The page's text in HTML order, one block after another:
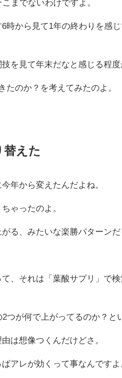
までないわけですよ。
時から見て1年の終わりを感
を見て年末だなと感じる程度
たのか？を考えてみたのよ。
替えた
年から変えたんだよね。
ゃったのよ。
る、みたいな楽勝パターンだ
、それは「葉酸サプリ」で
つが何で上がってるのか？と
は想像つくんだけどさ。
アレが効くって事なんですよ